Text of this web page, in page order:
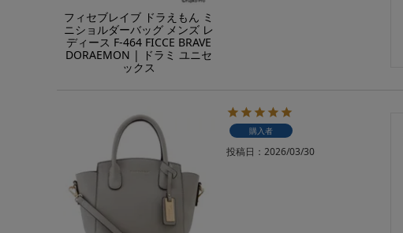
フィセブレイブ ドラえもん ミ
ニショルダーバッグ メンズ レ
ディース F-464 FICCE BRAVE
DORAEMON | ドラミ ユニセ
ックス
購入者
投稿日 2026/03/30